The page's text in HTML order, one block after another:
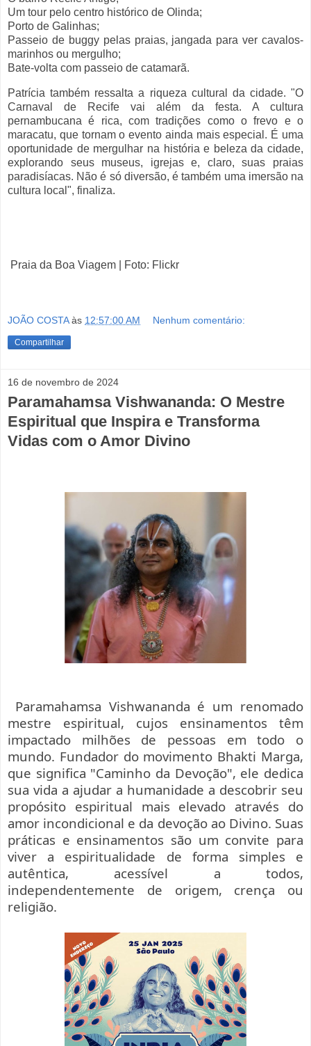
Um tour pelo centro histórico de Olinda;
Porto de Galinhas;
Passeio de buggy pelas praias, jangada para ver cavalos-
marinhos ou mergulho;
Bate-volta com passeio de catamarã.
Patrícia também ressalta a riqueza cultural da cidade. "O
Carnaval de Recife vai além da festa. A cultura
pernambucana é rica, com tradições como o frevo e o
maracatu, que tornam o evento ainda mais especial. É uma
oportunidade de mergulhar na história e beleza da cidade,
explorando seus museus, igrejas e, claro, suas praias
paradisíacas. Não é só diversão, é também uma imersão na
cultura local", finaliza.
Praia da Boa Viagem | Foto: Flickr
JOÃO COSTAàs 12:57:00 AM Nenhum comentário:
Compartilhar
16 de novembro de 2024
Paramahamsa Vishwananda: O Mestre
Espiritual que Inspira e Transforma
Vidas com o Amor Divino
Paramahamsa Vishwananda é um renomado
mestre espiritual, cujos ensinamentos têm
impactado milhões de pessoas em todo o
mundo. Fundador do movimento Bhakti Marga,
que significa "Caminho da Devoção", ele dedica
sua vida a ajudar a humanidade a descobrir seu
propósito espiritual mais elevado através do
amor incondicional e da devoção ao Divino. Suas
práticas e ensinamentos são um convite para
viver a espiritualidade de forma simples e
autêntica, acessível a todos,
independentemente de origem, crença ou
religião.